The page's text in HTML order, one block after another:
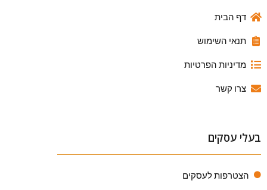
דף הבית
תנאי השימוש
מדיניות הפרטיות
צרו קשר
בעלי עסקים
הצטרפות לעסקים